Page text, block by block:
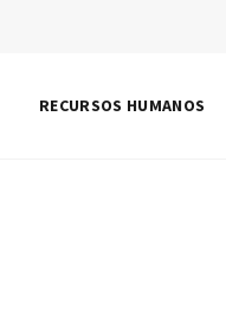
RECURSOS HUMANOS